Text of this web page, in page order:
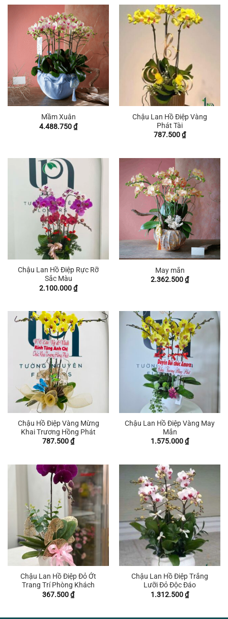
Mầm Xuân
4.488.750₫
Chậu Lan Hồ Điệp Vàng
Phát Tài
787.500₫
Chậu Lan Hồ Điệp Rực Rỡ
Sắc Màu
2.100.000₫
May mắn
2.362.500₫
Chậu Hồ Điệp Vàng Mừng
Khai Trương Hồng Phát
787.500₫
Chậu Lan Hồ Điệp Vàng May
Mắn
1.575.000₫
Chậu Lan Hồ Điệp Đỏ Ớt
Trang Trí Phòng Khách
367.500₫
Chậu Lan Hồ Điệp Trắng
Lưỡi Đỏ Độc Đáo
1.312.500₫